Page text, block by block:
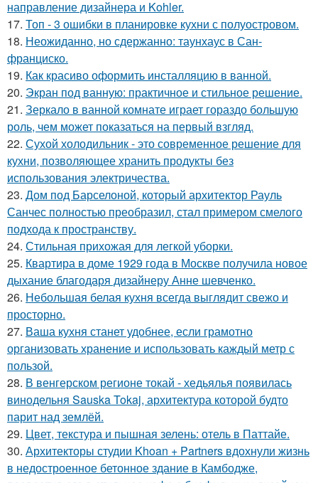
направление дизайнера и Kohler.
17. Топ - 3 ошибки в планировке кухни с полуостровом.
18. Неожиданно, но сдержанно: таунхаус в Сан-
франциско.
19. Как красиво оформить инсталляцию в ванной.
20. Экран под ванную: практичное и стильное решение.
21. Зеркало в ванной комнате играет гораздо большую
роль, чем может показаться на первый взгляд.
22. Сухой холодильник - это современное решение для
кухни, позволяющее хранить продукты без
использования электричества.
23. Дом под Барселоной, который архитектор Рауль
Санчес полностью преобразил, стал примером смелого
подхода к пространству.
24. Стильная прихожая для легкой уборки.
25. Квартира в доме 1929 года в Москве получила новое
дыхание благодаря дизайнеру Анне шевченко.
26. Небольшая белая кухня всегда выглядит свежо и
просторно.
27. Ваша кухня станет удобнее, если грамотно
организовать хранение и использовать каждый метр с
пользой.
28. В венгерском регионе токай - хедьялья появилась
винодельня Sauska Tokaj, архитектура которой будто
парит над землёй.
29. Цвет, текстура и пышная зелень: отель в Паттайе.
30. Архитекторы студии Khoan + Partners вдохнули жизнь
в недостроенное бетонное здание в Камбодже,